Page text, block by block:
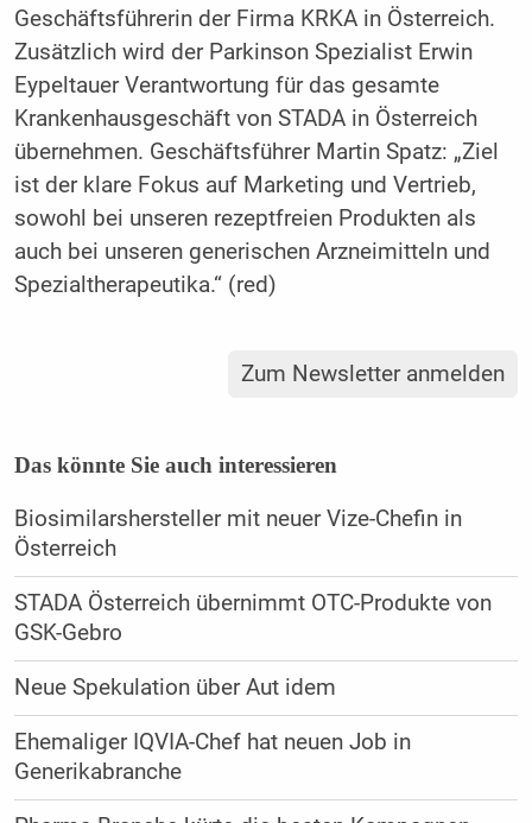
Geschäftsführerin der Firma KRKA in Österreich.
Zusätzlich wird der Parkinson Spezialist Erwin
Eypeltauer Verantwortung für das gesamte
Krankenhausgeschäft von STADA in Österreich
übernehmen. Geschäftsführer Martin Spatz: „Ziel
ist der klare Fokus auf Marketing und Vertrieb,
sowohl bei unseren rezeptfreien Produkten als
auch bei unseren generischen Arzneimitteln und
Spezialtherapeutika.“ (red)
Zum Newsletter anmelden
Das könnte Sie auch interessieren
Biosimilarshersteller mit neuer Vize-Chefin in
Österreich
STADA Österreich übernimmt OTC-Produkte von
GSK-Gebro
Neue Spekulation über Aut idem
Ehemaliger IQVIA-Chef hat neuen Job in
Generikabranche